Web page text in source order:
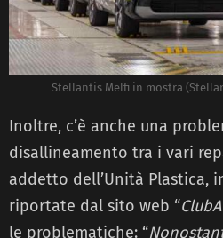
Stellantis Melfi in mostra
Inoltre, c’è anche una
disallineamento tra i vari
addetto dell’Unità Plastica,
riportate dal sito web “
le problematiche: “